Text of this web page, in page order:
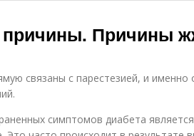
Причины
связаны с парестезией, и именно
симптомов диабета